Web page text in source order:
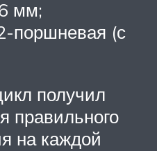
мм;
поршневая (с
получил
правильного
на каждой